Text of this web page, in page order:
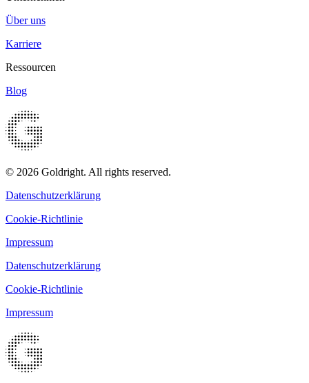
Über uns
Karriere
Ressourcen
Blog
© 2026 Goldright. All rights reserved.
Datenschutzerklärung
Cookie-Richtlinie
Impressum
Datenschutzerklärung
Cookie-Richtlinie
Impressum